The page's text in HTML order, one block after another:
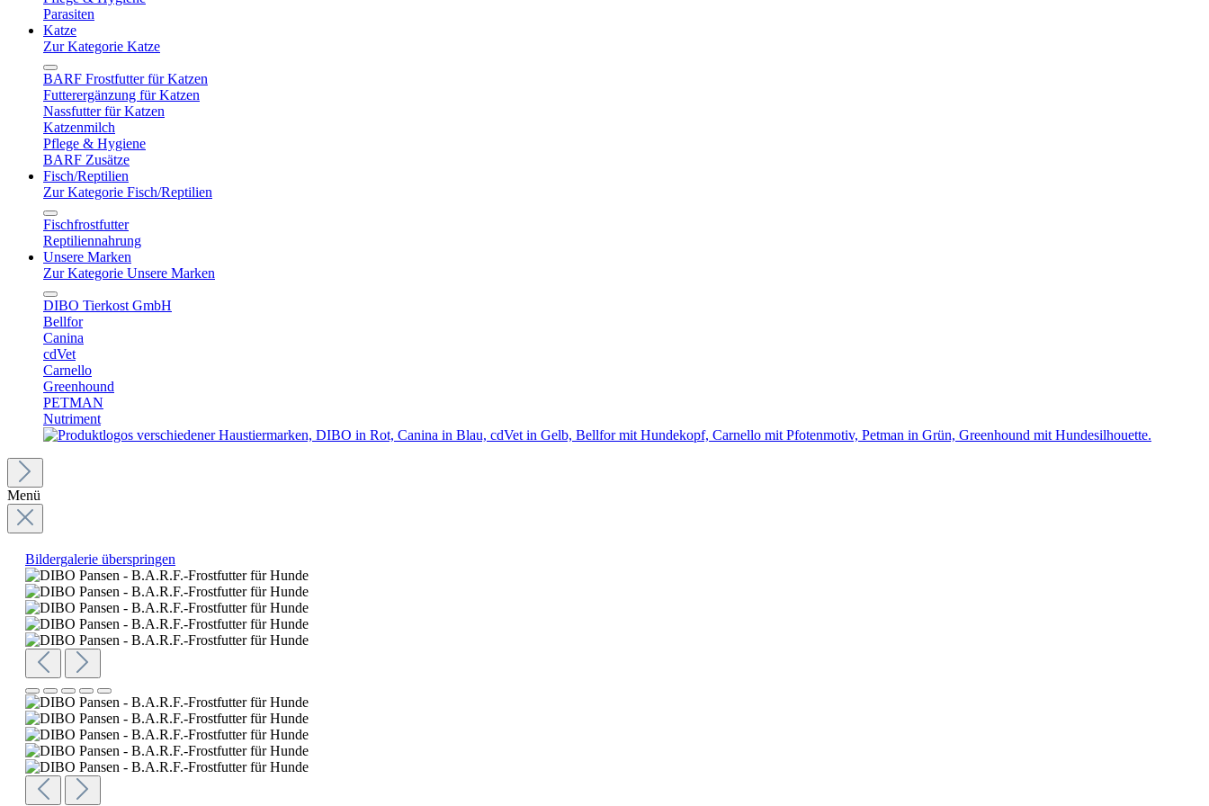
Parasiten
Katze
Zur Kategorie Katze
BARF Frostfutter für Katzen
Futterergänzung für Katzen
Nassfutter für Katzen
Katzenmilch
Pflege & Hygiene
BARF Zusätze
Fisch/Reptilien
Zur Kategorie Fisch/Reptilien
Fischfrostfutter
Reptiliennahrung
Unsere Marken
Zur Kategorie Unsere Marken
DIBO Tierkost GmbH
Bellfor
Canina
cdVet
Carnello
Greenhound
PETMAN
Nutriment
Menü
Bildergalerie überspringen